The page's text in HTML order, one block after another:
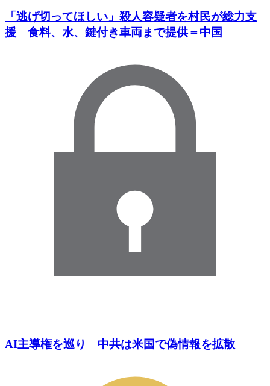
「逃げ切ってほしい」殺人容疑者を村民が総力支
援 食料、水、鍵付き車両まで提供＝中国
AI主導権を巡り 中共は米国で偽情報を拡散